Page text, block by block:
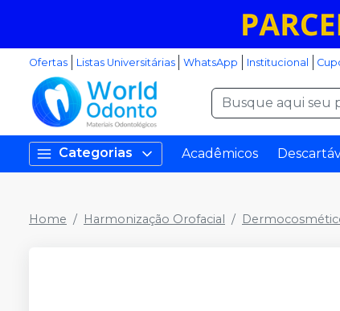
Ofertas Listas Universitárias WhatsApp Institucional
Categorias Acadêmicos
Home Harmonização Orofacial